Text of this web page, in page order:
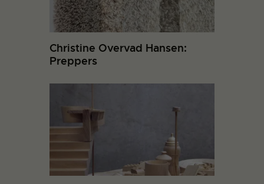
Christine Overvad Hansen:
Preppers